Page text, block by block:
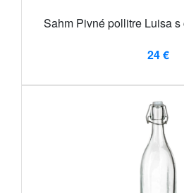
Sahm Pivné pollitre Luisa
24 €